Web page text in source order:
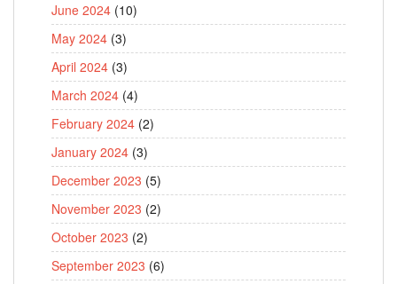
June 2024 (10)
May 2024 (3)
April 2024 (3)
March 2024 (4)
February 2024 (2)
January 2024 (3)
December 2023 (5)
November 2023 (2)
October 2023 (2)
September 2023 (6)